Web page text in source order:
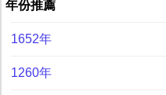
年份推薦
1652年
1260年